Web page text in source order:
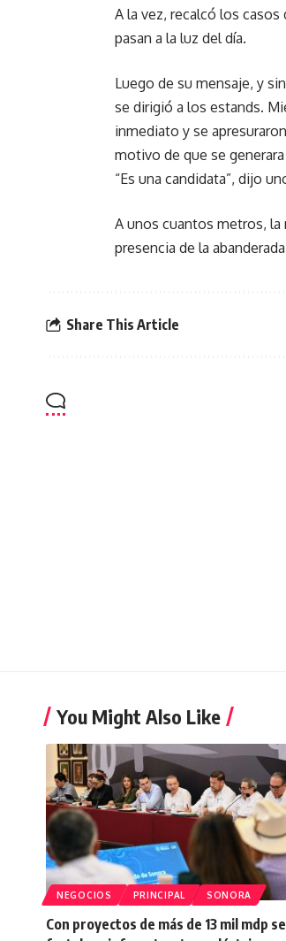
A la vez, recalcó los
pasan a la luz del día.
Luego de su mensaje, y
se dirigió a los estands.
inmediato y se
motivo de que se
“Es una candidata”, dijo
A unos cuantos metros,
presencia de la
Share This Article
You Might Also Like
NEGOCIOS PRINCIPAL SONORA
Con proyectos de más de 13 mil mdp se